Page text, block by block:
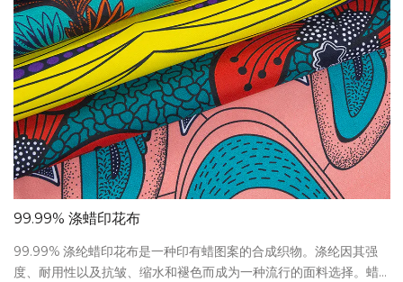
涤蜡印花布
涤纶蜡印花布是一种印有蜡图案的合成织物。涤纶因其强
用性以及抗皱、缩水和褪色而成为一种流行的面料选择。蜡
涤纶染
经过热